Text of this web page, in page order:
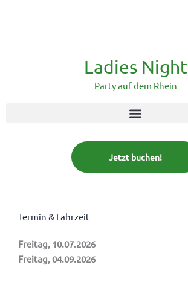
Ladies Night
Party auf dem Rhein
Jetzt buchen!
Termin & Fahrzeit
Freitag, 10.07.2026
Freitag, 04.09.2026